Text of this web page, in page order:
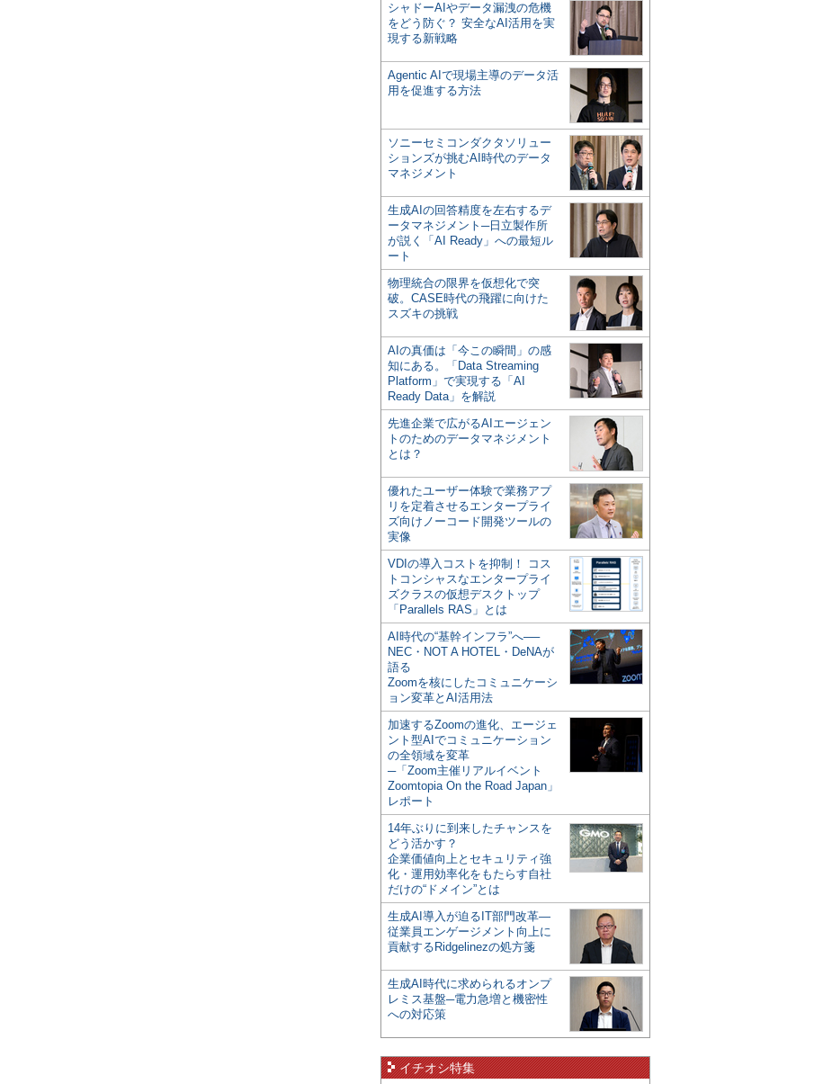
シャドーAIやデータ漏洩の危機
をどう防ぐ？ 安全なAI活用を実
現する新戦略
Agentic AIで現場主導のデータ活
用を促進する方法
ソニーセミコンダクタソリュー
ションズが挑むAI時代のデータ
マネジメント
生成AIの回答精度を左右するデ
ータマネジメント─日立製作所
が説く「AI Ready」への最短ル
ート
物理統合の限界を仮想化で突
破。CASE時代の飛躍に向けた
スズキの挑戦
AIの真価は「今この瞬間」の感
知にある。「Data Streaming
Platform」で実現する「AI
Ready Data」を解説
先進企業で広がるAIエージェン
トのためのデータマネジメント
とは？
優れたユーザー体験で業務アプ
リを定着させるエンタープライ
ズ向けノーコード開発ツールの
実像
VDIの導入コストを抑制！ コス
トコンシャスなエンタープライ
ズクラスの仮想デスクトップ
「Parallels RAS」とは
AI時代の“基幹インフラ”へ──
NEC・NOT A HOTEL・DeNAが
語る
Zoomを核にしたコミュニケーシ
ョン変革とAI活用法
加速するZoomの進化、エージェ
ント型AIでコミュニケーション
の全領域を変革
─「Zoom主催リアルイベント
Zoomtopia On the Road Japan」
レポート
14年ぶりに到来したチャンスを
どう活かす？
企業価値向上とセキュリティ強
化・運用効率化をもたらす自社
だけの“ドメイン”とは
生成AI導入が迫るIT部門改革―
従業員エンゲージメント向上に
貢献するRidgelinezの処方箋
生成AI時代に求められるオンプ
レミス基盤─電力急増と機密性
への対応策
イチオシ特集